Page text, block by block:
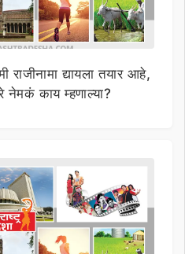
द्यायला तयार आहे,
नेमकं काय म्हणाल्या?